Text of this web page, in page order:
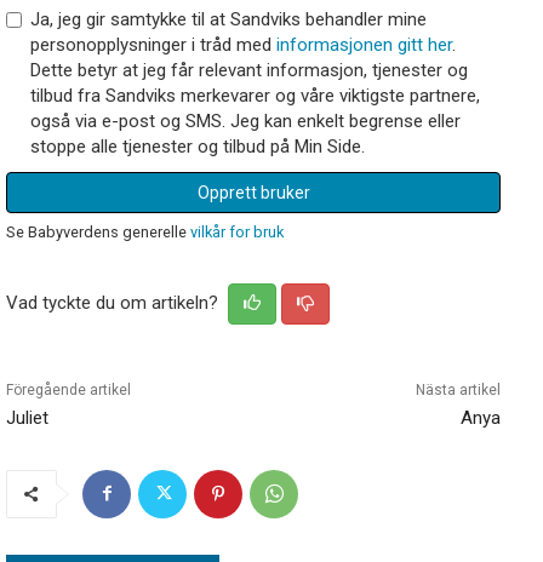
Ja, jeg gir samtykke til at Sandviks behandler mine
personopplysninger i tråd med informasjonen gitt her.
Dette betyr at jeg får relevant informasjon, tjenester og
tilbud fra Sandviks merkevarer og våre viktigste partnere,
også via e-post og SMS. Jeg kan enkelt begrense eller
stoppe alle tjenester og tilbud på Min Side.
Opprett bruker
Se Babyverdens generelle vilkår for bruk
Vad tyckte du om artikeln?
Föregående artikel
Juliet
Nästa artikel
Anya